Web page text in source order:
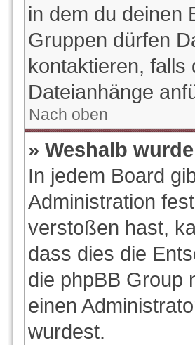
in dem du deinen
Gruppen dürfen
kontaktieren, falls
Dateianhänge
Nach oben
» Weshalb
In jedem Board
Administration
verstoßen hast,
dass dies die
die phpBB Group
einen
wurdest.